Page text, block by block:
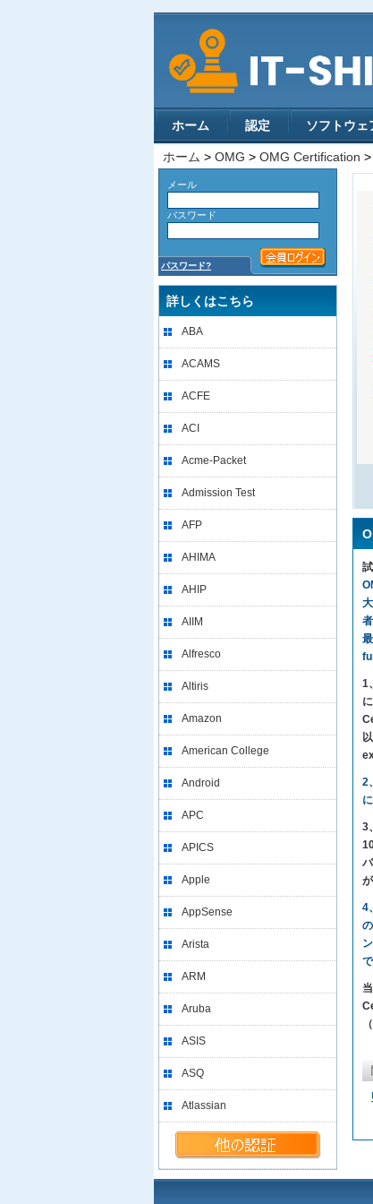
ホーム 認定 ソフトウェ
ホーム > OMG > OMG Certification >
メール
パスワード
パスワード?
詳しくはこちら
ABA
ACAMS
ACFE
ACI
Acme-Packet
Admission Test
AFP
AHIMA
AHIP
AIIM
Alfresco
Altiris
Amazon
American College
Android
APC
APICS
Apple
AppSense
Arista
ARM
Aruba
ASIS
ASQ
Atlassian
1
2
3
4
で